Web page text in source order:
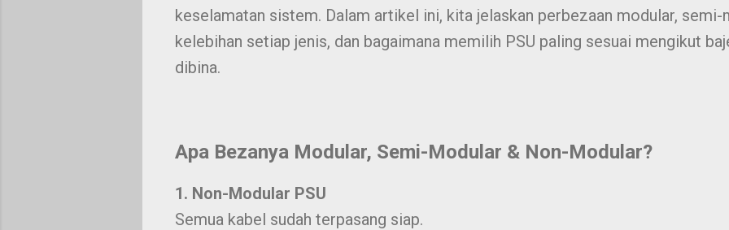
keselamatan sistem. Dalam artikel ini, kita jelaskan perbezaan modular, semi-
kelebihan setiap jenis, dan bagaimana memilih PSU paling sesuai mengikut
dibina.
Apa Bezanya Modular, Semi-Modular & Non-Modular?
1. Non-Modular PSU
Semua kabel sudah terpasang siap.